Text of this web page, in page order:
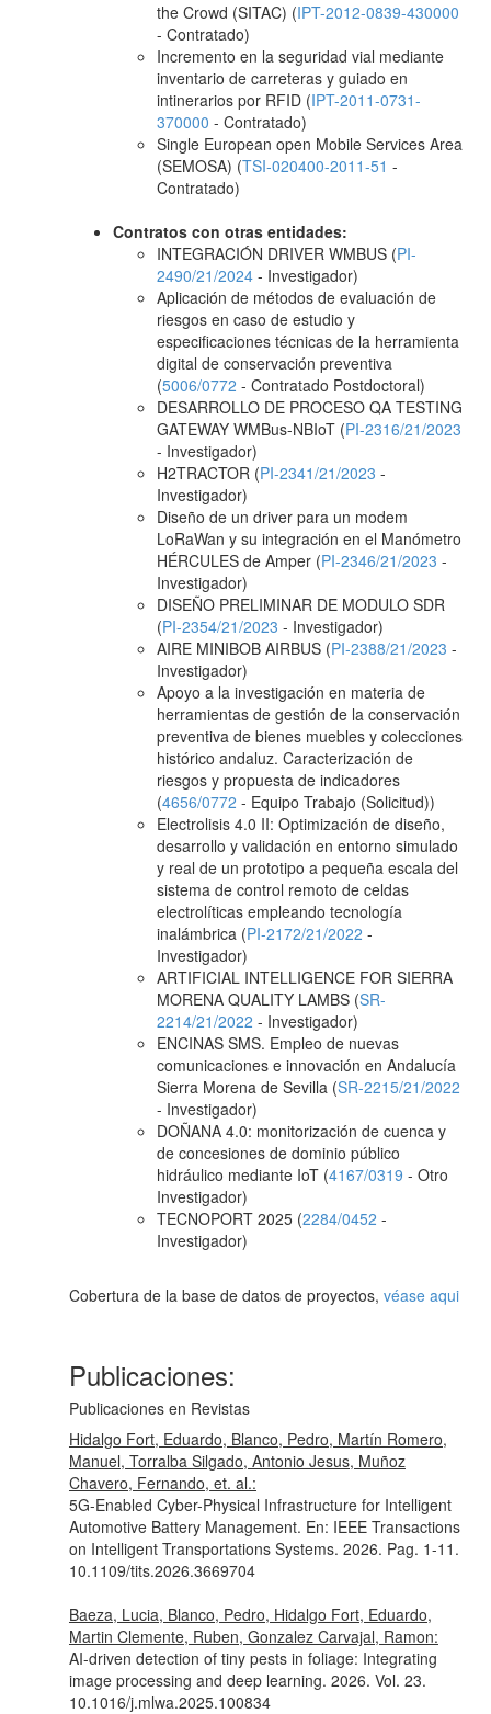
the Crowd (SITAC) (IPT-2012-0839-430000
- Contratado)
Incremento en la seguridad vial mediante
inventario de carreteras y guiado en
intinerarios por RFID (IPT-2011-0731-
370000 - Contratado)
Single European open Mobile Services Area
(SEMOSA) (TSI-020400-2011-51 -
Contratado)
Contratos con otras entidades:
INTEGRACIÓN DRIVER WMBUS (PI-
2490/21/2024- Investigador)
Aplicación de métodos de evaluación de
riesgos en caso de estudio y
especificaciones técnicas de la herramienta
digital de conservación preventiva
(5006/0772 - Contratado Postdoctoral)
DESARROLLO DE PROCESO QA TESTING
GATEWAY WMBus-NBIoT (PI-2316/21/2023
- Investigador)
H2TRACTOR (PI-2341/21/2023 -
Investigador)
Diseño de un driver para un modem
LoRaWan y su integración en el Manómetro
HÉRCULES de Amper (PI-2346/21/2023 -
Investigador)
DISEÑO PRELIMINAR DE MODULO SDR
(PI-2354/21/2023 - Investigador)
AIRE MINIBOB AIRBUS (PI-2388/21/2023 -
Investigador)
Apoyo a la investigación en materia de
herramientas de gestión de la conservación
preventiva de bienes muebles y colecciones
histórico andaluz. Caracterización de
riesgos y propuesta de indicadores
(4656/0772 - Equipo Trabajo (Solicitud))
Electrolisis 4.0 II: Optimización de diseño,
desarrollo y validación en entorno simulado
y real de un prototipo a pequeña escala del
sistema de control remoto de celdas
electrolíticas empleando tecnología
inalámbrica (PI-2172/21/2022 -
Investigador)
ARTIFICIAL INTELLIGENCE FOR SIERRA
MORENA QUALITY LAMBS (SR-
2214/21/2022 - Investigador)
ENCINAS SMS. Empleo de nuevas
comunicaciones e innovación en Andalucía
Sierra Morena de Sevilla (SR-2215/21/2022
- Investigador)
DOÑANA 4.0: monitorización de cuenca y
de concesiones de dominio público
hidráulico mediante IoT (4167/0319 - Otro
Investigador)
TECNOPORT 2025 (2284/0452 -
Investigador)
Cobertura de la base de datos de proyectos, véase aqui
Publicaciones:
Publicaciones en Revistas
Hidalgo Fort, Eduardo, Blanco, Pedro, Martín Romero,
Manuel, Torralba Silgado, Antonio Jesus, Muñoz
Chavero, Fernando, et. al.:
5G-Enabled Cyber-Physical Infrastructure for Intelligent
Automotive Battery Management. En: IEEE Transactions
on Intelligent Transportations Systems. 2026. Pag. 1-11.
10.1109/tits.2026.3669704
Baeza, Lucia, Blanco, Pedro, Hidalgo Fort, Eduardo,
Martin Clemente, Ruben, Gonzalez Carvajal, Ramon:
AI-driven detection of tiny pests in foliage: Integrating
image processing and deep learning. 2026. Vol. 23.
10.1016/j.mlwa.2025.100834